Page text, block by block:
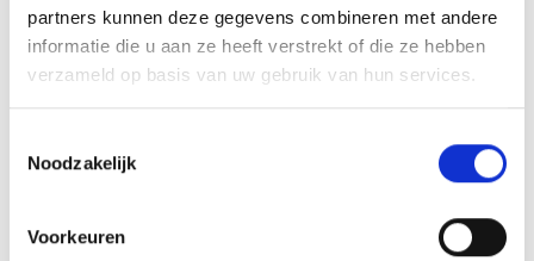
partners kunnen deze gegevens combineren met andere
informatie die u aan ze heeft verstrekt of die ze hebben
verzameld op basis van uw gebruik van hun services.
Noodzakelijk
Voorkeuren
Ruiterkamp Jack’s